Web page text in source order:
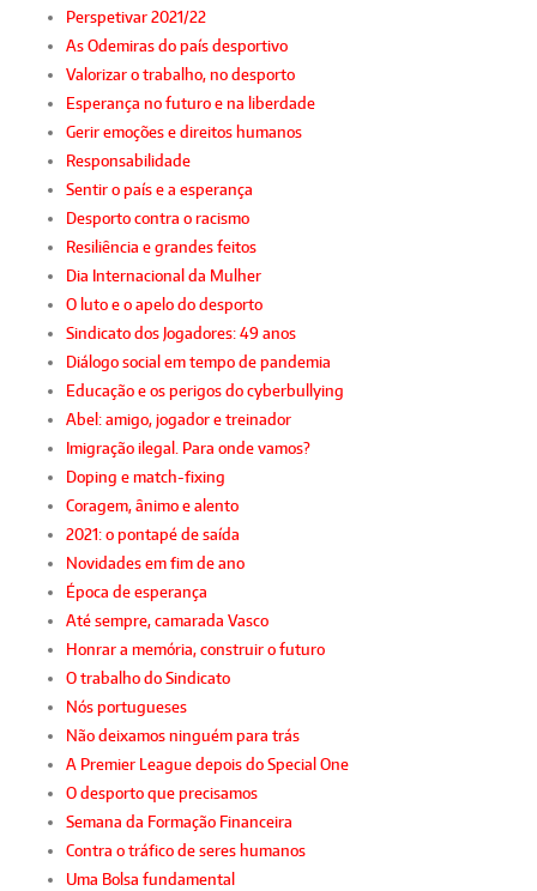
Perspetivar 2021/22
As Odemiras do país desportivo
Valorizar o trabalho, no desporto
Esperança no futuro e na liberdade
Gerir emoções e direitos humanos
Responsabilidade
Sentir o país e a esperança
Desporto contra o racismo
Resiliência e grandes feitos
Dia Internacional da Mulher
O luto e o apelo do desporto
Sindicato dos Jogadores: 49 anos
Diálogo social em tempo de pandemia
Educação e os perigos do cyberbullying
Abel: amigo, jogador e treinador
Imigração ilegal. Para onde vamos?
Doping e match-fixing
Coragem, ânimo e alento
2021: o pontapé de saída
Novidades em fim de ano
Época de esperança
Até sempre, camarada Vasco
Honrar a memória, construir o futuro
O trabalho do Sindicato
Nós portugueses
Não deixamos ninguém para trás
A Premier League depois do Special One
O desporto que precisamos
Semana da Formação Financeira
Contra o tráfico de seres humanos
Uma Bolsa fundamental